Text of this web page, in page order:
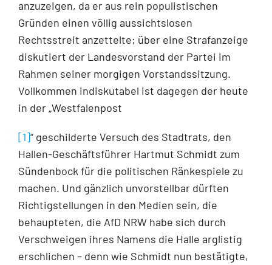
an­zuzeigen, da er aus rein populistischen
Gründen einen völlig aussichtslosen
Rechtsstreit anzettelte; über eine Strafanzeige
diskutiert der Landesvorstand der Partei im
Rahmen seiner morgigen Vor­standssitzung.
Vollkommen indiskutabel ist dagegen der heute
in der „Westfalenpost
[1]“ geschilderte Versuch des Stadtrats, den
Hallen-Geschäftsführer Hartmut Schmidt zum
Sündenbock für die politischen Ränkespiele zu
machen. Und gänzlich unvorstellbar dürften
Richtigstellungen in den Medien sein, die
behaupteten, die AfD NRW habe sich durch
Verschweigen ihres Namens die Halle arglistig
erschlichen – denn wie Schmidt nun bestätigte,